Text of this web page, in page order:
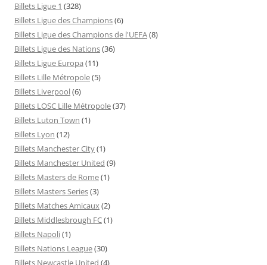
Billets Ligue 1 (328)
Billets Ligue des Champions(6)
Billets Ligue des Champions de l'UEFA(8)
Billets Ligue des Nations(36)
Billets Ligue Europa (11)
Billets Lille Métropole(5)
Billets Liverpool(6)
Billets LOSC Lille Métropole(37)
Billets Luton Town (1)
Billets Lyon (12)
Billets Manchester City(1)
Billets Manchester United (9)
Billets Masters de Rome(1)
Billets Masters Series(3)
Billets Matches Amicaux(2)
Billets Middlesbrough FC(1)
Billets Napoli(1)
Billets Nations League(30)
Billets Newcastle United (4)